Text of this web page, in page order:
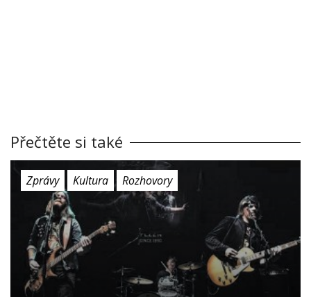
Přečtěte si také
Zprávy Kultura Rozhovory